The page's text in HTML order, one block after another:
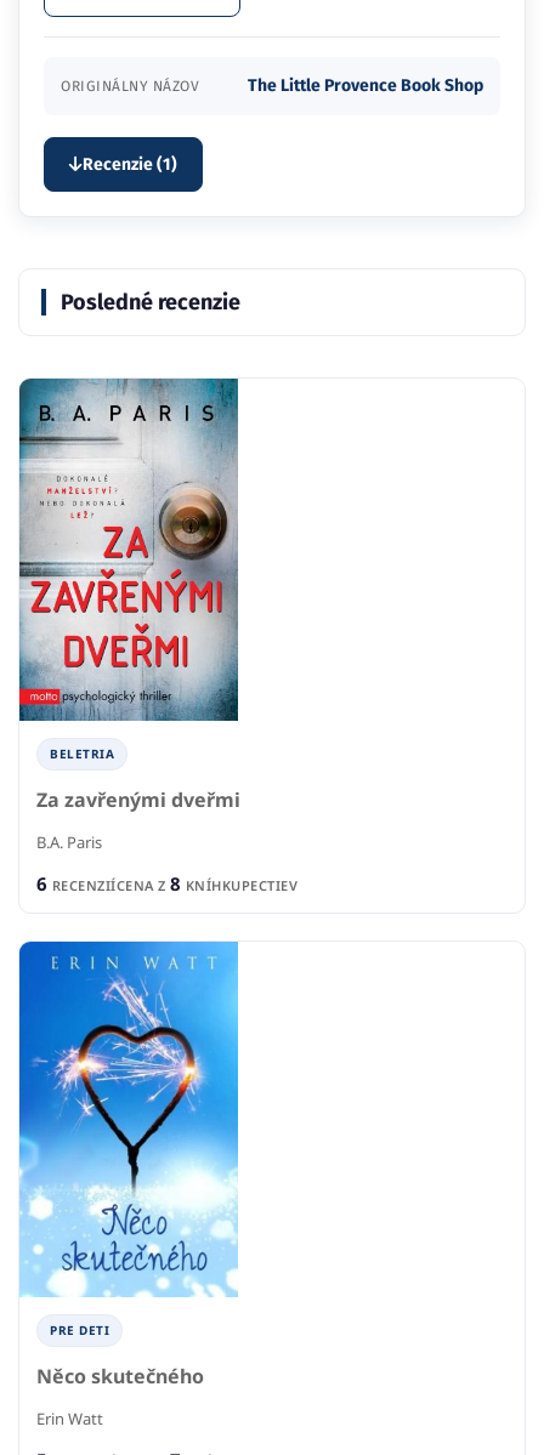
ORIGINÁLNY NÁZOV The Little Provence Book Shop
Recenzie (1)
Posledné recenzie
BELETRIA
Za zavřenými dveřmi
B.A. Paris
6 RECENZIÍCENA Z 8 KNÍHKUPECTIEV
PRE DETI
Něco skutečného
Erin Watt